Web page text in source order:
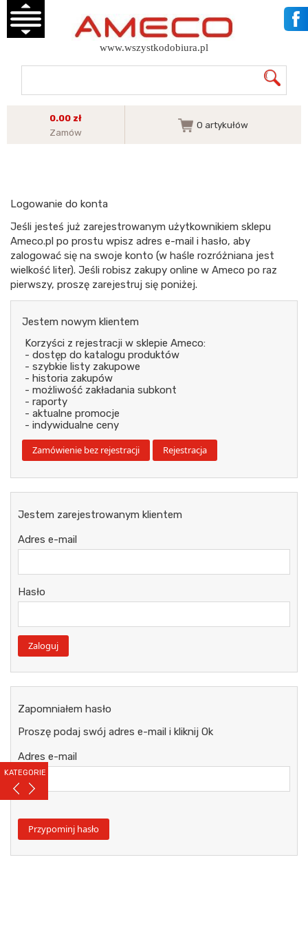
KATEGORIE
www.wszystkodobiura.pl
0.00 zł
Zamów
0 artykułów
Logowanie do konta
Jeśli jesteś już zarejestrowanym użytkownikiem sklepu
Ameco.pl po prostu wpisz adres e-mail i hasło, aby
zalogować się na swoje konto (w haśle rozróżniana jest
wielkość liter). Jeśli robisz zakupy online w Ameco po raz
pierwszy, proszę zarejestruj się poniżej.
Jestem nowym klientem
Korzyści z rejestracji w sklepie Ameco:
- dostęp do katalogu produktów
- szybkie listy zakupowe
- historia zakupów
- możliwość zakładania subkont
- raporty
- aktualne promocje
- indywidualne ceny
Jestem zarejestrowanym klientem
Adres e-mail
Hasło
Zapomniałem hasło
Proszę podaj swój adres e-mail i kliknij Ok
Adres e-mail